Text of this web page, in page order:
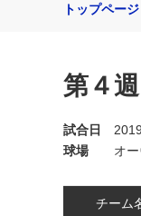
トップページ
第４
試合日
球場
オ
チーム